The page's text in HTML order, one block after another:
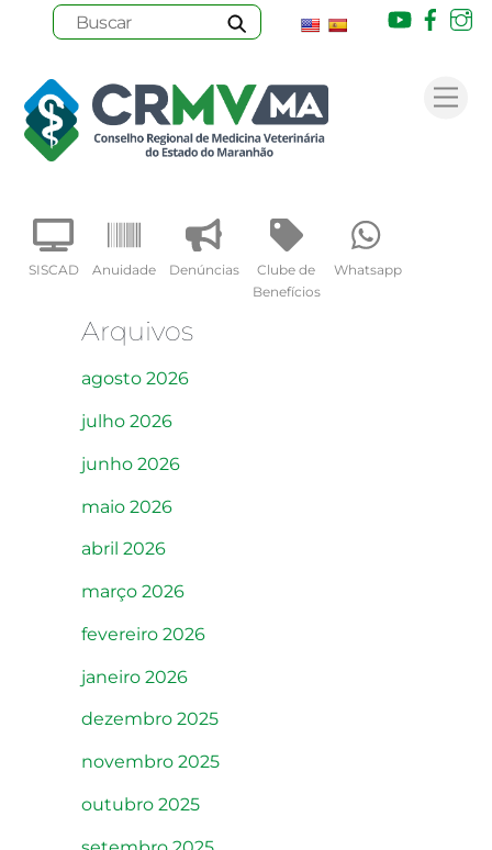
content
SISCAD Anuidade Denúncias
Clube de
Benefícios
Whatsapp
Youtube
Arquivos
agosto 2026
julho 2026
junho 2026
maio 2026
abril 2026
março 2026
fevereiro 2026
janeiro 2026
dezembro 2025
novembro 2025
outubro 2025